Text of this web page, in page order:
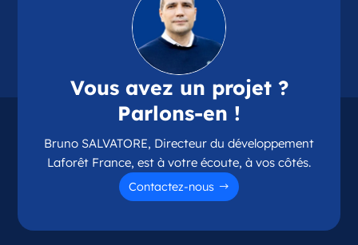
Opportunité d’ouverture à Chamalières
Chamalières Auvergne-Rhône-Alpes
France
: 63075
Plus d'infos
Candidater
Vous avez un projet ?
Parlons-en !
Bruno SALVATORE, Directeur du développement
Laforêt France, est à votre écoute, à vos côtés.
Contactez-nous